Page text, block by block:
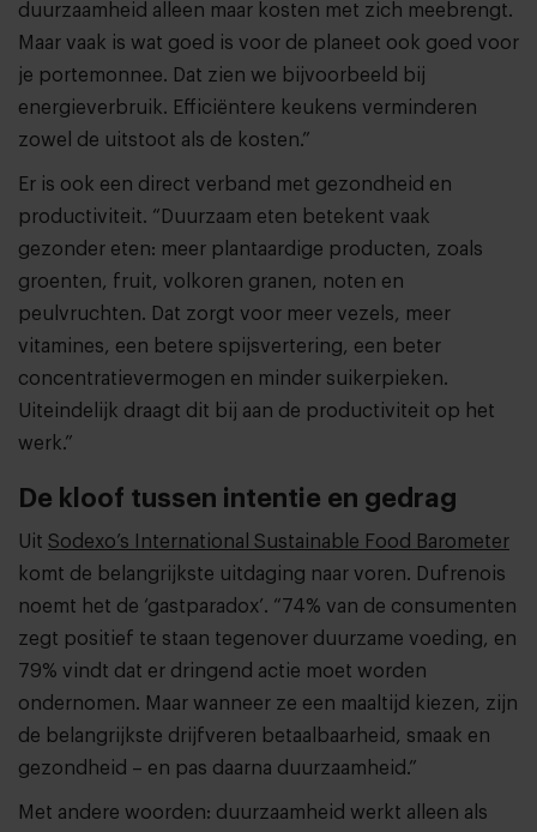
duurzaamheid alleen maar kosten met zich meebrengt.
Maar vaak is wat goed is voor de planeet ook goed voor
je portemonnee. Dat zien we bijvoorbeeld bij
energieverbruik. Efficiëntere keukens verminderen
zowel de uitstoot als de kosten.”
Er is ook een direct verband met gezondheid en
productiviteit. “Duurzaam eten betekent vaak
gezonder eten: meer plantaardige producten, zoals
groenten, fruit, volkoren granen, noten en
peulvruchten. Dat zorgt voor meer vezels, meer
vitamines, een betere spijsvertering, een beter
concentratievermogen en minder suikerpieken.
Uiteindelijk draagt dit bij aan de productiviteit op het
werk.”
De kloof tussen intentie en gedrag
Uit Sodexo’s International Sustainable Food Barometer
komt de belangrijkste uitdaging naar voren. Dufrenois
noemt het de ‘gastparadox’. “74% van de consumenten
zegt positief te staan tegenover duurzame voeding, en
79% vindt dat er dringend actie moet worden
ondernomen. Maar wanneer ze een maaltijd kiezen, zijn
de belangrijkste drijfveren betaalbaarheid, smaak en
gezondheid – en pas daarna duurzaamheid.”
Met andere woorden: duurzaamheid werkt alleen als